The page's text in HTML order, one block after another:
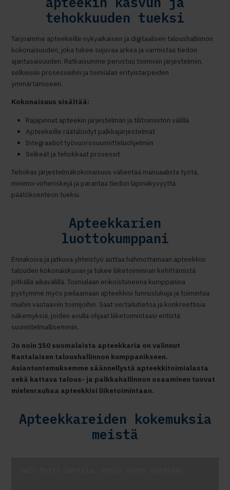
tehokkuuden tueksi
Tarjoamme apteekeille nykyaikaisen ja digitaalisen taloushallinnon
kokonaisuuden, joka tukee sujuvaa arkea ja varmistaa tiedon
ajantasaisuuden. Ratkaisumme perustuu toimiviin järjestelmiin,
selkeisiin prosesseihin ja toimialan erityistarpeiden
ymmärtämiseen.
Kokonaisuus sisältää:
Rajapinnat apteekin järjestelmän ja tilitoimiston välillä
Apteekeille räätälöidyt palkkajärjestelmät
Integraatiot työvuorosuunnitteluohjelmiin
Selkeät ja tehokkaat prosessit
Tehokas järjestelmäkokonaisuus vähentää manuaalista työtä,
minimoi virheriskejä ja parantaa tiedon läpinäkyvyyttä
päätöksenteon tueksi.
Apteekkarien
luottokumppani
Ennakoiva ja jatkuva yhteistyö auttaa hahmottamaan apteekkisi
talouden kokonaiskuvan ja tukee liiketoiminnan kehittämistä
pitkällä aikavälillä. Toimialaan erikoistuneena kumppanina
pystymme myös peilaamaan apteekkisi tunnuslukuja ja toimintaa
muihin vastaaviin toimijoihin. Saat vertailutietoa ja konkreettisia
näkemyksiä, joiden avulla ohjaat liiketoimintaasi entistä
suunnitelmallisemmin.
Jo noin 150 suomalaista apteekkaria on valinnut
Rantalaisen taloushallinnon kumppanikseen.
Asiantuntemuksemme säännellystä apteekkitoimialasta
sekä kattava talous- ja palkkahallinnon osaaminen tuovat
mielenrauhaa apteekkisi liiketoimintaan.
Apteekkareiden kokemuksia
meistä